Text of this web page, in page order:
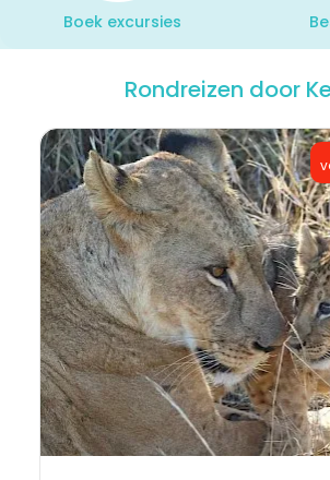
Boek excursies
Rondreizen door